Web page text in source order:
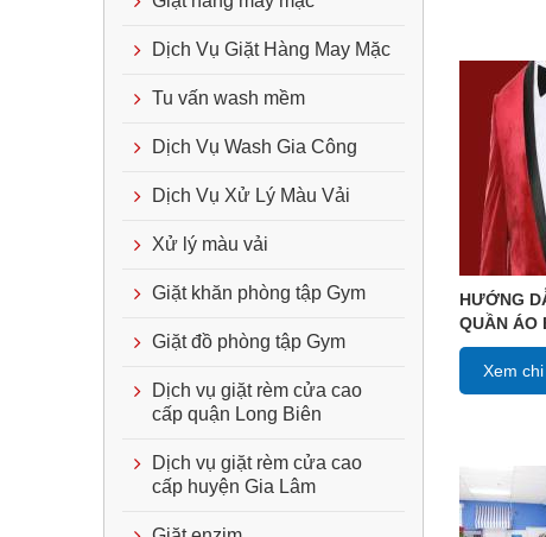
HƯỚNG
QUẦN ÁO
Xem
Dịch Vụ Giặt Hàng May Mặc
Tu vấn wash mềm
Dịch Vụ Wash Gia Công
Dịch Vụ Xử Lý Màu Vải
Xử lý màu vải
Giặt khăn phòng tập Gym
Giặt đồ phòng tập Gym
Dịch vụ giặt rèm cửa cao
cấp quận Long Biên
Dịch vụ giặt rèm cửa cao
cấp huyện Gia Lâm